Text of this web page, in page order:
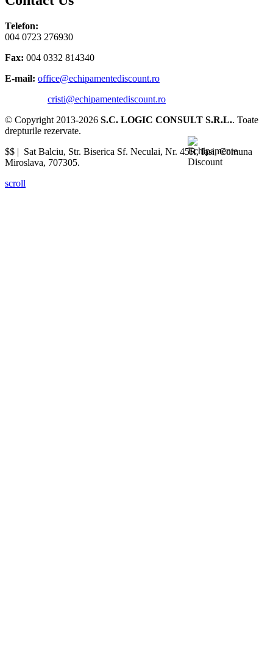
Telefon:
004 0723 276930
Fax: 004 0332 814340
E-mail: office@echipamentediscount.ro
cristi@echipamentediscount.ro
© Copyright 2013-2026 S.C. LOGIC CONSULT S.R.L.. Toate
drepturile rezervate.
$$ | Sat Balciu, Str. Biserica Sf. Neculai, Nr. 45R,Iasi,Comuna
Miroslava, 707305.
scroll